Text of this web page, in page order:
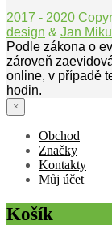
2017 - 2020
design & Jan
Podle zákona o
zároveň
online, v případě
hodin.
×
Obchod
Značky
Kontakty
Můj účet
Košík